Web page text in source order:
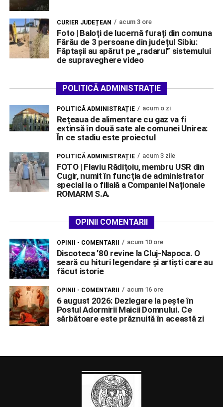
CURIER JUDEȚEAN acum 3 ore
Foto | Baloți de lucernă furați din comuna
Fărău de 3 persoane din județul Sibiu:
Făptașii au apărut pe „radarul” sistemului
de supraveghere video
POLITICĂ ADMINISTRAȚIE
POLITICĂ ADMINISTRAȚIE acum o zi
Rețeaua de alimentare cu gaz va fi
extinsă în două sate ale comunei Unirea:
În ce stadiu este proiectul
POLITICĂ ADMINISTRAȚIE acum 3 zile
FOTO | Flaviu Rădițoiu, membru USR din
Cugir, numit în funcția de administrator
special la o filială a Companiei Naționale
ROMARM S.A.
OPINII COMENTARII
OPINII - COMENTARII acum 10 ore
Discoteca ’80 revine la Cluj-Napoca. O
seară cu hituri legendare și artiști care au
făcut istorie
OPINII - COMENTARII acum 16 ore
6 august 2026: Dezlegare la pește în
Postul Adormirii Maicii Domnului. Ce
sărbătoare este prăznuită în această zi